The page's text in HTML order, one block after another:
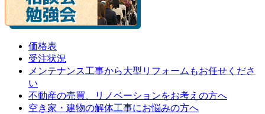
価格表
受注状況
メンテナンス工事から大型リフォームもお任せくださ
い
不動産の売買、リノベーションをお考えの方へ
空き家・建物の解体工事にお悩みの方へ